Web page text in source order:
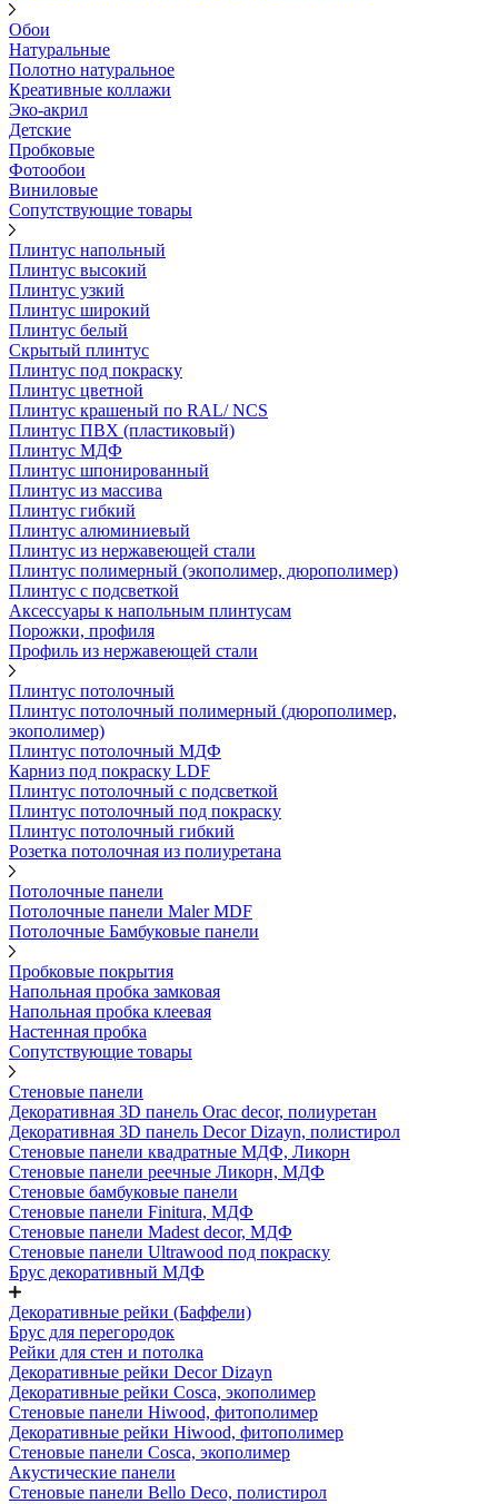
Обои
Натуральные
Полотно натуральное
Креативные коллажи
Эко-акрил
Детские
Пробковые
Фотообои
Виниловые
Сопутствующие товары
Плинтус напольный
Плинтус высокий
Плинтус узкий
Плинтус широкий
Плинтус белый
Скрытый плинтус
Плинтус под покраску
Плинтус цветной
Плинтус крашеный по RAL/ NCS
Плинтус ПВХ (пластиковый)
Плинтус МДФ
Плинтус шпонированный
Плинтус из массива
Плинтус гибкий
Плинтус алюминиевый
Плинтус из нержавеющей стали
Плинтус полимерный (экополимер, дюрополимер)
Плинтус с подсветкой
Аксессуары к напольным плинтусам
Порожки, профиля
Профиль из нержавеющей стали
Плинтус потолочный
Плинтус потолочный полимерный (дюрополимер,
экополимер)
Плинтус потолочный МДФ
Карниз под покраску LDF
Плинтус потолочный с подсветкой
Плинтус потолочный под покраску
Плинтус потолочный гибкий
Розетка потолочная из полиуретана
Потолочные панели
Потолочные панели Maler MDF
Потолочные Бамбуковые панели
Пробковые покрытия
Напольная пробка замковая
Напольная пробка клеевая
Настенная пробка
Сопутствующие товары
Стеновые панели
Декоративная 3D панель Orac decor, полиуретан
Декоративная 3D панель Decor Dizayn, полистирол
Стеновые панели квадратные МДФ, Ликорн
Стеновые панели реечные Ликорн, МДФ
Стеновые бамбуковые панели
Стеновые панели Finitura, МДФ
Стеновые панели Madest decor, МДФ
Стеновые панели Ultrawood под покраску
Брус декоративный МДФ
Декоративные рейки (Баффели)
Брус для перегородок
Рейки для стен и потолка
Декоративные рейки Decor Dizayn
Декоративные рейки Cosca, экополимер
Стеновые панели Hiwood, фитополимер
Декоративные рейки Hiwood, фитополимер
Стеновые панели Cosca, экополимер
Акустические панели
Стеновые панели Bello Deco, полистирол